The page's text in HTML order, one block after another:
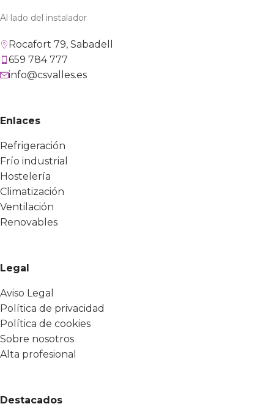
Al lado del instalador
Rocafort 79, Sabadell
659 784 777
info@csvalles.es
Enlaces
Refrigeración
Frío industrial
Hostelería
Climatización
Ventilación
Renovables
Legal
Aviso Legal
Política de privacidad
Política de cookies
Sobre nosotros
Alta profesional
Destacados